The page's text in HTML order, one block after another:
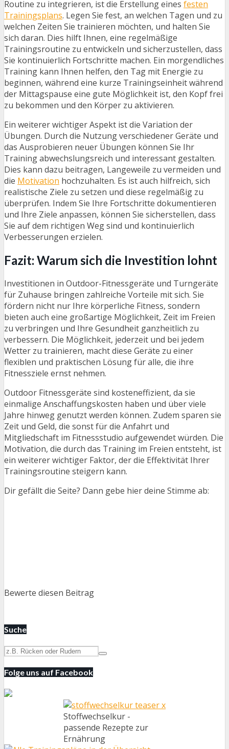
Routine zu integrieren, ist die Erstellung eines festen
Trainingsplans. Legen Sie fest, an welchen Tagen und zu
welchen Zeiten Sie trainieren möchten, und halten Sie
sich daran. Dies hilft Ihnen, eine regelmäßige
Trainingsroutine zu entwickeln und sicherzustellen, dass
Sie kontinuierlich Fortschritte machen. Ein morgendliches
Training kann Ihnen helfen, den Tag mit Energie zu
beginnen, während eine kurze Trainingseinheit während
der Mittagspause eine gute Möglichkeit ist, den Kopf frei
zu bekommen und den Körper zu aktivieren.
Ein weiterer wichtiger Aspekt ist die Variation der
Übungen. Durch die Nutzung verschiedener Geräte und
das Ausprobieren neuer Übungen können Sie Ihr
Training abwechslungsreich und interessant gestalten.
Dies kann dazu beitragen, Langeweile zu vermeiden und
die Motivation hochzuhalten. Es ist auch hilfreich, sich
realistische Ziele zu setzen und diese regelmäßig zu
überprüfen. Indem Sie Ihre Fortschritte dokumentieren
und Ihre Ziele anpassen, können Sie sicherstellen, dass
Sie auf dem richtigen Weg sind und kontinuierlich
Verbesserungen erzielen.
Fazit: Warum sich die Investition lohnt
Investitionen in Outdoor-Fitnessgeräte und Turngeräte
für Zuhause bringen zahlreiche Vorteile mit sich. Sie
fördern nicht nur Ihre körperliche Fitness, sondern
bieten auch eine großartige Möglichkeit, Zeit im Freien
zu verbringen und Ihre Gesundheit ganzheitlich zu
verbessern. Die Möglichkeit, jederzeit und bei jedem
Wetter zu trainieren, macht diese Geräte zu einer
flexiblen und praktischen Lösung für alle, die ihre
Fitnessziele ernst nehmen.
Outdoor Fitnessgeräte sind kosteneffizient, da sie
einmalige Anschaffungskosten haben und über viele
Jahre hinweg genutzt werden können. Zudem sparen sie
Zeit und Geld, die sonst für die Anfahrt und
Mitgliedschaft im Fitnessstudio aufgewendet würden. Die
Motivation, die durch das Training im Freien entsteht, ist
ein weiterer wichtiger Faktor, der die Effektivität Ihrer
Trainingsroutine steigern kann.
Dir gefällt die Seite? Dann gebe hier deine Stimme ab:
Bewerte diesen Beitrag
Suche
Folge uns auf Facebook
Stoffwechselkur -
passende Rezepte zur
Ernährung